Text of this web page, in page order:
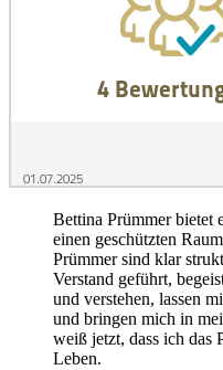
Bettina Prümmer bietet
einen geschützten
Prümmer sind klar
Verstand geführt,
und verstehen, lassen
und bringen mich in
weiß jetzt, dass ich das
Leben.